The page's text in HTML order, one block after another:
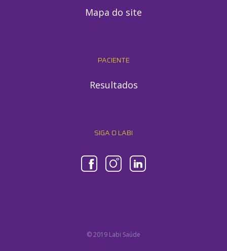
Mapa do site
PACIENTE
Resultados
SIGA O LABI
© 2019 Labi Saúde